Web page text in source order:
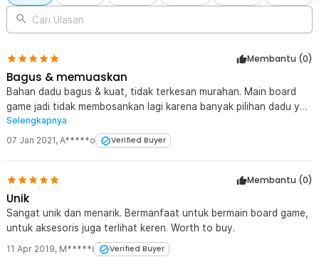
Cari Ulasan
Membantu (0)
Bagus & memuaskan
Bahan dadu bagus & kuat, tidak terkesan murahan. Main board
game jadi tidak membosankan lagi karena banyak pilihan dadu yg
bisa dipilih. Para ponakan langsung excited u/ main board game &
lepas hp karena dadu nya unik2. Sipp lahh pokok nya. Thank you
Selengkapnya
07 Jan 2021, A*****o Verified Buyer
Membantu (0)
Unik
Sangat unik dan menarik. Bermanfaat untuk bermain board game,
untuk aksesoris juga terlihat keren. Worth to buy.
11 Apr 2019, M*****i Verified Buyer